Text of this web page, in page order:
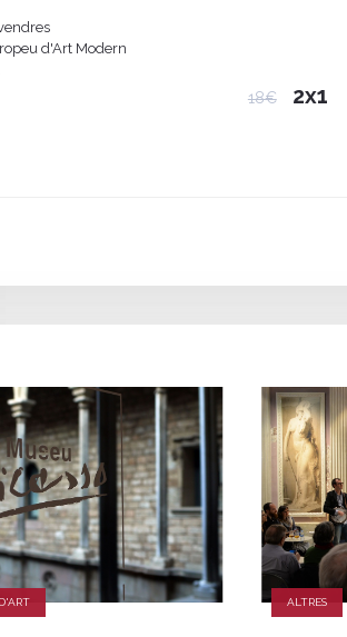
d'Art Modern
18€ 2x1
ALTRES